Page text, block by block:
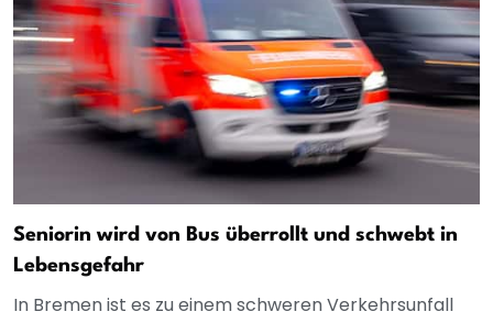
Seniorin wird von Bus überrollt und schwebt in
Lebensgefahr
In Bremen ist es zu einem schweren Verkehrsunfall